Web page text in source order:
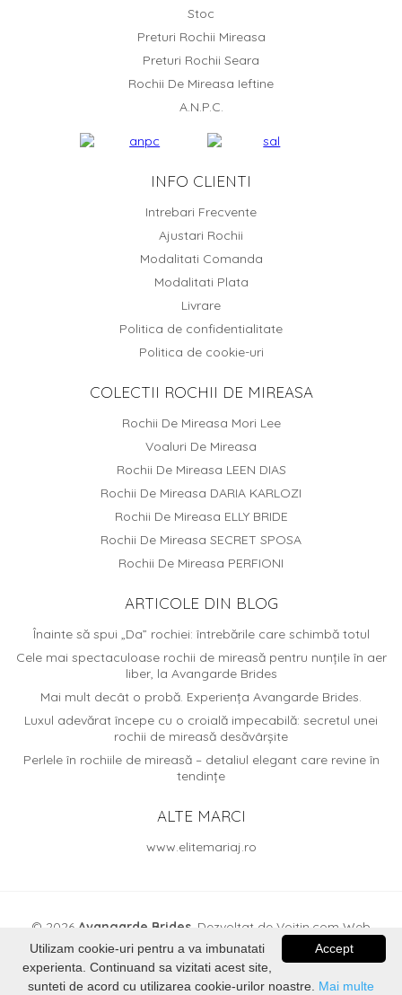
Stoc
Preturi Rochii Mireasa
Preturi Rochii Seara
Rochii De Mireasa Ieftine
A.N.P.C.
INFO CLIENTI
Intrebari Frecvente
Ajustari Rochii
Modalitati Comanda
Modalitati Plata
Livrare
Politica de confidentialitate
Politica de cookie-uri
COLECTII ROCHII DE MIREASA
Rochii De Mireasa Mori Lee
Voaluri De Mireasa
Rochii De Mireasa LEEN DIAS
Rochii De Mireasa DARIA KARLOZI
Rochii De Mireasa ELLY BRIDE
Rochii De Mireasa SECRET SPOSA
Rochii De Mireasa PERFIONI
ARTICOLE DIN BLOG
Înainte să spui „Da” rochiei: întrebările care schimbă totul
Cele mai spectaculoase rochii de mireasă pentru nunțile în aer
liber, la Avangarde Brides
Mai mult decât o probă. Experiența Avangarde Brides.
Luxul adevărat începe cu o croială impecabilă: secretul unei
rochii de mireasă desăvârșite
Perlele în rochiile de mireasă – detaliul elegant care revine în
tendințe
ALTE MARCI
www.elitemariaj.ro
© 2026 Avangarde Brides . Dezvoltat de Voitin.com Web
Services
Accept
Utilizam cookie-uri pentru a va imbunatati
experienta. Continuand sa vizitati acest site,
sunteti de acord cu utilizarea cookie-urilor noastre. Mai multe